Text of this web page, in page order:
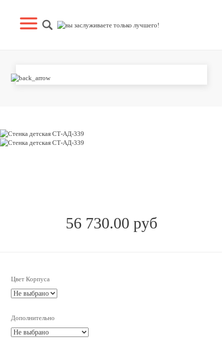
СТЕНКА ДЕТСКАЯ СТ-АД-339
56 730.00 руб
Цвет Корпуса
Дополнительно